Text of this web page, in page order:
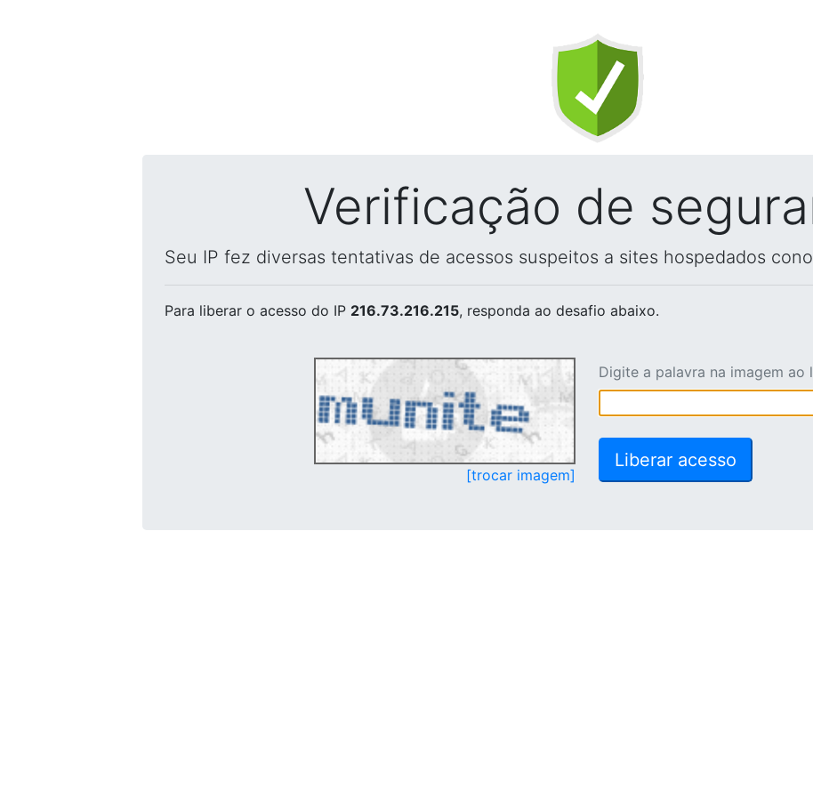
Verificação de
Seu IP fez diversas tentativas de acessos suspeitos a sites hospedados
Para liberar o acesso do IP 216.73.216.215, responda ao desafio abaixo.
[trocar imagem]
Digite a palavra na imagem ao